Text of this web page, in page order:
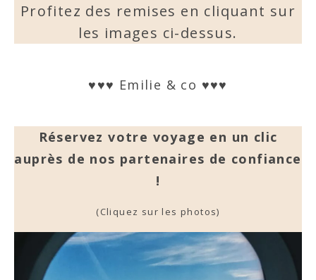
Profitez des remises en cliquant sur
les images ci-dessus.
♥♥♥ Emilie & co ♥♥♥
Réservez votre voyage en un clic
auprès de nos partenaires de confiance
!
(Cliquez sur les photos)